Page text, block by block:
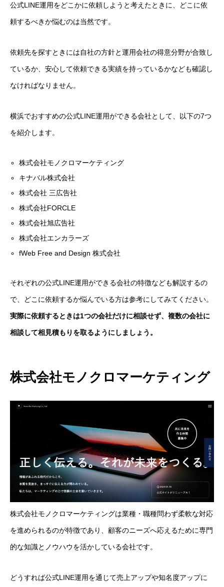
公式LINE運用をどこかに依頼しようと考えたときに、どこに依
頼するべきか悩むのは当然です。
依頼先を探すときには自社の方針と運用会社の得意分野が合致し
ているか、安心して依頼できる実績を持っているかなども確認し
なければなりません。
横浜でおすすめの公式LINE運用ができる会社として、以下の7つ
を紹介します。
株式会社モノクロマーケティング
キナバル株式会社
株式会社 三広告社
株式会社FORCLE
株式会社旭広告社
株式会社エンカラーズ
fWeb Free and Design 株式会社
それぞれの公式LINE運用ができる会社の特徴なども解説するの
で、どこに依頼するか悩んでいる方は参考にしてみてください。
実際に依頼するときは1つの会社だけに相談せず、複数の会社に
相談して相見積もりを取るようにしましょう。
株式会社モノクロマーケティング
株式会社モノクロマーケティングは業種・職種問わず柔軟な対応
を進められるのが特徴であり、顧客のニーズへ応えるために専門
的な知識とノウハウを活かしている会社です。
どうすれば公式LINE運用を通じて売上アップや知名度アップに